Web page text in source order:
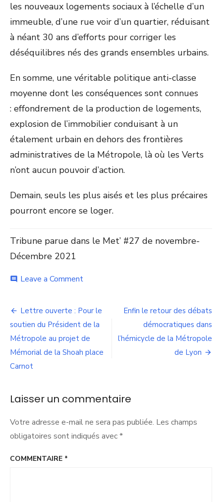
les nouveaux logements sociaux à l’échelle d’un
immeuble, d’une rue voir d’un quartier, réduisant
à néant 30 ans d’efforts pour corriger les
déséquilibres nés des grands ensembles urbains.
En somme, une véritable politique anti-classe
moyenne dont les conséquences sont connues
: effondrement de la production de logements,
explosion de l’immobilier conduisant à un
étalement urbain en dehors des frontières
administratives de la Métropole, là où les Verts
n’ont aucun pouvoir d’action.
Demain, seuls les plus aisés et les plus précaires
pourront encore se loger.
Tribune parue dans le Met’ #27 de novembre-
Décembre 2021
comment Leave a Commenton
les
:
des
logements,
mais
uns
Navigation
de
l’article
Lettre ouverte : Pour le
soutien du Président de la
Métropole au projet de
Mémorial de la Shoah place
Carnot
Enfin le retour des débats
démocratiques dans
l’hémicycle de la Métropole
de Lyon
Laisser un commentaire
Votre adresse e-mail ne sera pas publiée. Les champs
obligatoires sont indiqués avec*
COMMENTAIRE *